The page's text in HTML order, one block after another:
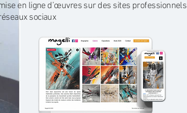
en ligne d’œuvres sur des sites professionnels
sociaux